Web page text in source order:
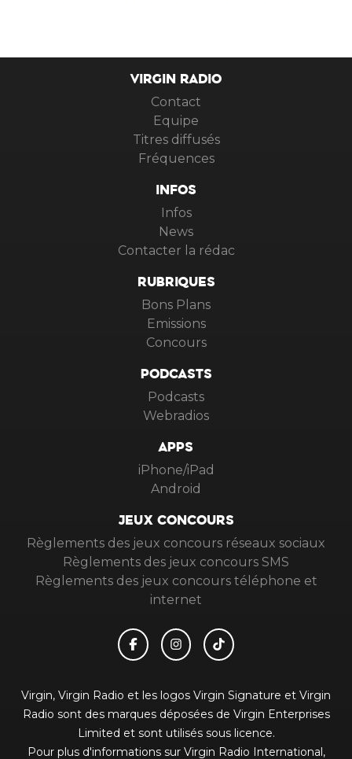
VIRGIN RADIO
Contact
Equipe
Titres diffusés
Fréquences
INFOS
Infos
News
Contacter la rédac
RUBRIQUES
Bons Plans
Emissions
Concours
PODCASTS
Podcasts
Webradios
APPS
iPhone/iPad
Android
JEUX CONCOURS
Règlements des jeux concours réseaux sociaux
Règlements des jeux concours SMS
Règlements des jeux concours téléphone et
internet
Virgin, Virgin Radio et les logos Virgin Signature et Virgin
Radio sont des marques déposées de Virgin Enterprises
Limited et sont utilisés sous licence.
Pour plus d'informations sur Virgin Radio International,